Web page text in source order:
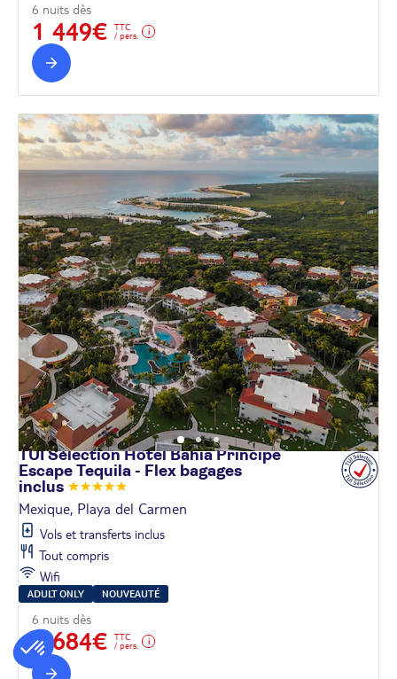
6 nuits dès
1 449€
TTC
/ pers.
TUI Sélection Hôtel Bahia Principe
Escape Tequila - Flex bagages
inclus
Mexique, Playa del Carmen
Vols et transferts inclus
Tout compris
Wifi
ADULT ONLY NOUVEAUTÉ
6 nuits dès
1 684€
TTC
/ pers.